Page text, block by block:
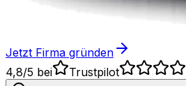
Jetzt Firma gründen
4,8/5 bei Trustpilot